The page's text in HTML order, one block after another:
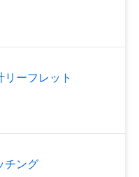
ーフレット
チング